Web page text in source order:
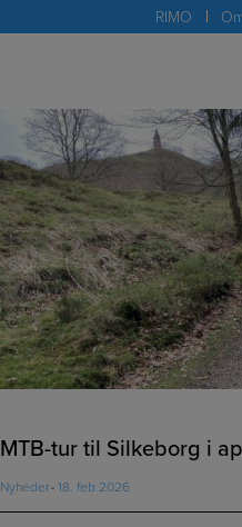
til
RIMO
MTB-tur til Silkeborg i
Nyheder 18. feb 2026